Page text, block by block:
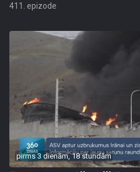
411. epizode
pirms 3 dienām, 18 stundām